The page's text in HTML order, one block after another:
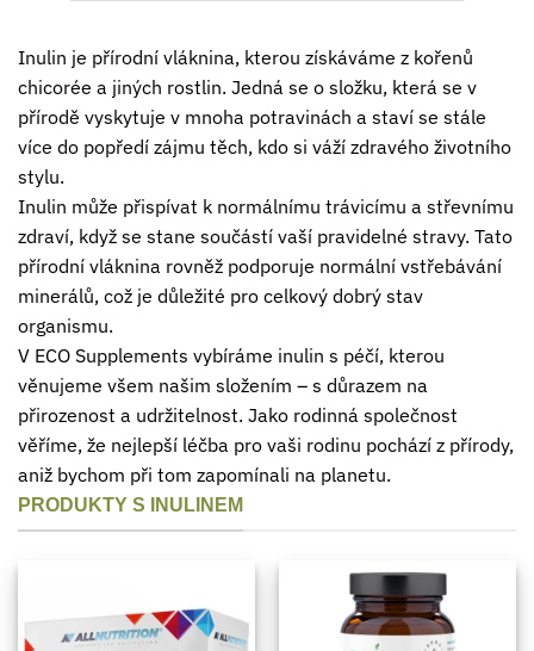
Inulin je přírodní vláknina, kterou získáváme z kořenů
chicorée a jiných rostlin. Jedná se o složku, která se v
přírodě vyskytuje v mnoha potravinách a staví se stále
více do popředí zájmu těch, kdo si váží zdravého životního
stylu.
Inulin může přispívat k normálnímu trávicímu a střevnímu
zdraví, když se stane součástí vaší pravidelné stravy. Tato
přírodní vláknina rovněž podporuje normální vstřebávání
minerálů, což je důležité pro celkový dobrý stav
organismu.
V ECO Supplements vybíráme inulin s péčí, kterou
věnujeme všem našim složením – s důrazem na
přirozenost a udržitelnost. Jako rodinná společnost
věříme, že nejlepší léčba pro vaši rodinu pochází z přírody,
aniž bychom při tom zapomínali na planetu.
PRODUKTY S INULINEM